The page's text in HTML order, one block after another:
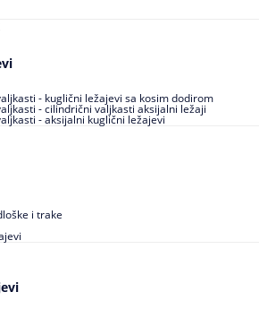
- kuglični ležajevi sa kosim dodirom
- cilindrični valjkasti aksijalni ležaji
- aksijalni kuglični ležajevi
i trake